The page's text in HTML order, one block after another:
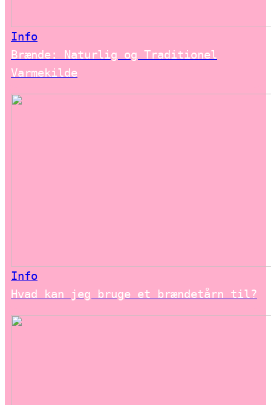
Info
Brænde: Naturlig og Traditionel
Varmekilde
Info
Hvad kan jeg bruge et brændetårn til?